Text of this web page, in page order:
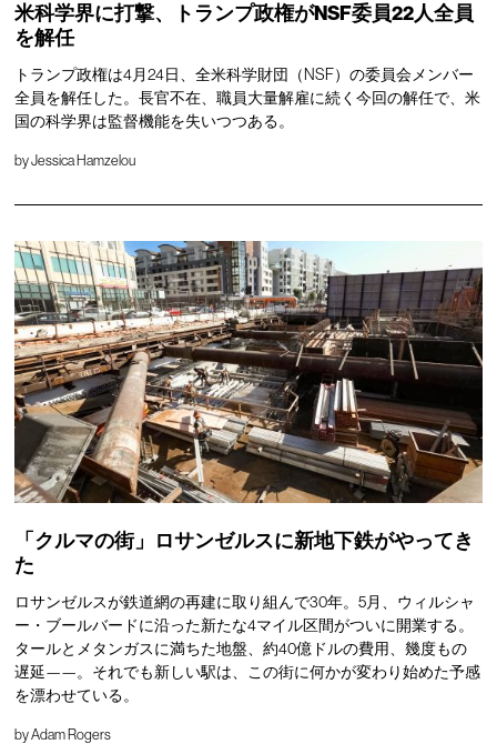
米科学界に打撃、トランプ政権がNSF委員22人全員
を解任
トランプ政権は4月24日、全米科学財団（NSF）の委員会メンバー
全員を解任した。長官不在、職員大量解雇に続く今回の解任で、米
国の科学界は監督機能を失いつつある。
byJessica Hamzelou
「クルマの街」ロサンゼルスに新地下鉄がやってき
た
ロサンゼルスが鉄道網の再建に取り組んで30年。5月、ウィルシャ
ー・ブールバードに沿った新たな4マイル区間がついに開業する。
タールとメタンガスに満ちた地盤、約40億ドルの費用、幾度もの
遅延——。それでも新しい駅は、この街に何かが変わり始めた予感
を漂わせている。
byAdam Rogers